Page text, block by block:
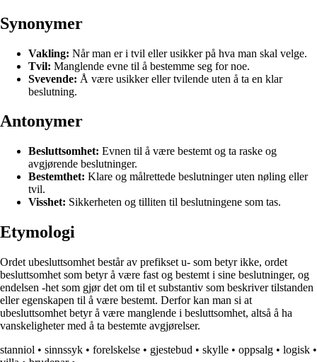
Synonymer
Vakling: Når man er i tvil eller usikker på hva man skal velge.
Tvil: Manglende evne til å bestemme seg for noe.
Svevende: Å være usikker eller tvilende uten å ta en klar
beslutning.
Antonymer
Besluttsomhet: Evnen til å være bestemt og ta raske og
avgjørende beslutninger.
Bestemthet: Klare og målrettede beslutninger uten nøling eller
tvil.
Visshet: Sikkerheten og tilliten til beslutningene som tas.
Etymologi
Ordet ubesluttsomhet består av prefikset u- som betyr ikke, ordet
besluttsomhet som betyr å være fast og bestemt i sine beslutninger, og
endelsen -het som gjør det om til et substantiv som beskriver tilstanden
eller egenskapen til å være bestemt. Derfor kan man si at
ubesluttsomhet betyr å være manglende i besluttsomhet, altså å ha
vanskeligheter med å ta bestemte avgjørelser.
stanniol • sinnssyk • forelskelse • gjestebud • skylle • oppsalg • logisk •